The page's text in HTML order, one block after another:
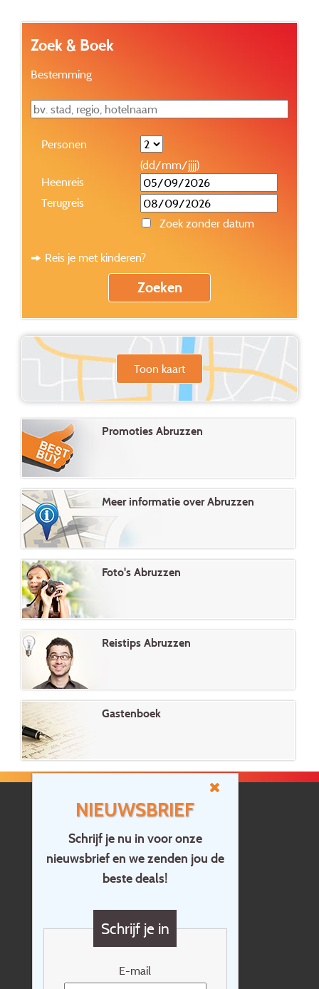
NIEUWSBRIEF
Schrijf je nu in voor onze
nieuwsbrief en we zenden jou de
beste deals!
Schrijf je in
E-mail
Zoek & Boek
Bestemming
Personen
(dd/mm/jjjj)
Heenreis
Terugreis
Zoek zonder datum
Reis je met kinderen?
Toon kaart
Promoties Abruzzen
Meer informatie over Abruzzen
Foto's Abruzzen
Reistips Abruzzen
Gastenboek
Home
Contact
Vragen?
Cadeaubon
Nieuwsbrief